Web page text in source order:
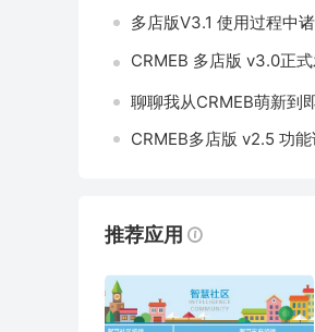
多店版V3.1 使用过程中
CRMEB 多店版 v3.0正
聊聊我从CRMEB萌新到
CRMEB多店版 v2.5 功
推荐应用